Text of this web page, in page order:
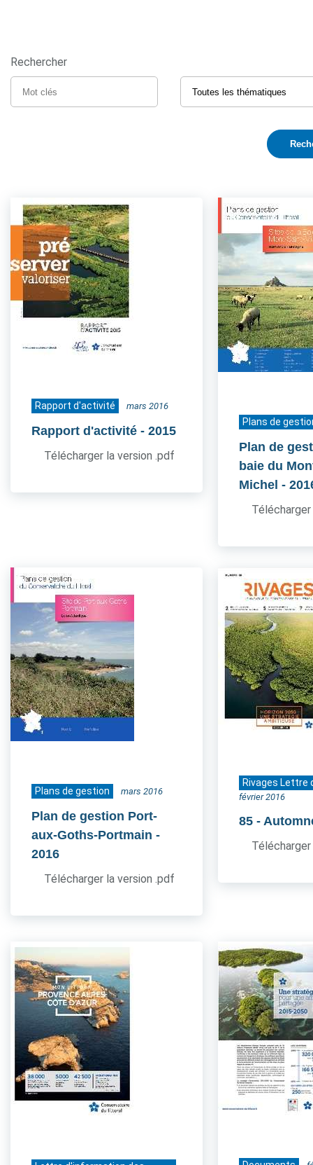
Rechercher
Rapport d'activité mars 2016
Rapport d'activité - 2015
Télécharger la version .pdf
Plans de
Plan de
baie du
Michel -
Plans de gestion mars 2016
Plan de gestion Port-
aux-Goths-Portmain -
2016
Télécharger la version .pdf
Rivages Lettre
février 2016
85 -